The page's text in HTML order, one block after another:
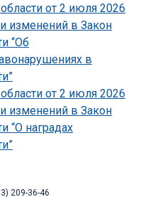
от 2 июля 2026
изменений в Закон
“Об
в
от 2 июля 2026
изменений в Закон
“О наградах
209-36-46